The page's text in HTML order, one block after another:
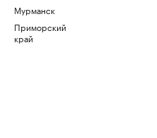
Мурманск
Приморский
край